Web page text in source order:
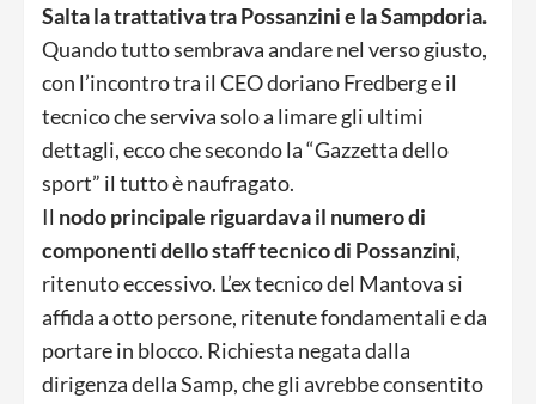
Salta la trattativa tra Possanzini e la Sampdoria.
Quando tutto sembrava andare nel verso giusto,
con l’incontro tra il CEO doriano Fredberg e il
tecnico che serviva solo a limare gli ultimi
dettagli, ecco che secondo la “Gazzetta dello
sport” il tutto è naufragato.
Il nodo principale riguardava il numero di
componenti dello staff tecnico di Possanzini,
ritenuto eccessivo. L’ex tecnico del Mantova si
affida a otto persone, ritenute fondamentali e da
portare in blocco. Richiesta negata dalla
dirigenza della Samp, che gli avrebbe consentito